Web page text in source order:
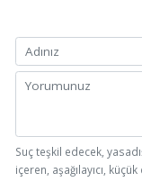
Suç teşkil edecek,
içeren, aşağılayıcı,